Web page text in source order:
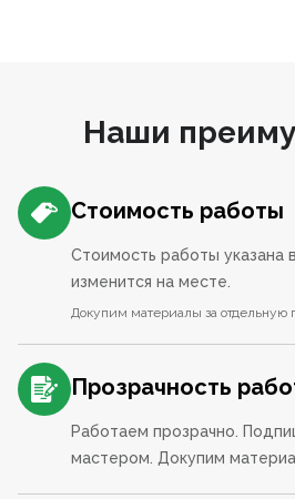
Наши
Стоимость работы
Стоимость работы указана
изменится на месте.
Докупим материалы за отдельную
Прозрачность
Работаем прозрачно.
мастером. Докупим